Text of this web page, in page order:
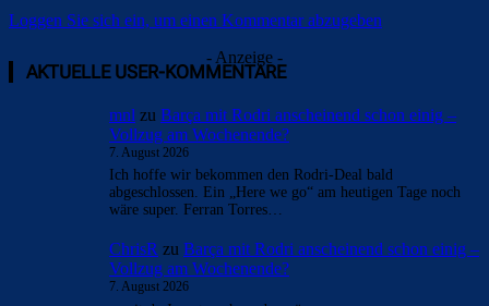
Loggen Sie sich ein, um einen Kommentar abzugeben